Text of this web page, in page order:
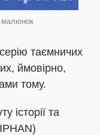
малюнок
таємничих
ймовірно,
тому.
історії та